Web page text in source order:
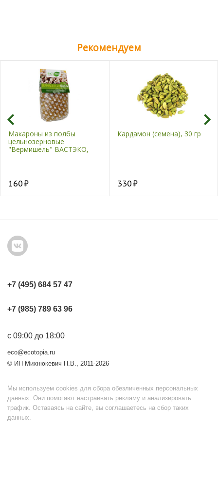
Рекомендуем
Макароны из полбы
цельнозерновые
"Вермишель" ВАСТЭКО,
400 гр
160
Кардамон (семена), 30 гр
330
+7 (495) 684 57 47
+7 (985) 789 63 96
с 09:00 до 18:00
eco@ecotopia.ru
© ИП Михнюкевич П.В., 2011-2026
Мы используем cookies для сбора обезличенных персональных
данных. Они помогают настраивать рекламу и анализировать
трафик. Оставаясь на сайте, вы соглашаетесь на сбор таких
данных.